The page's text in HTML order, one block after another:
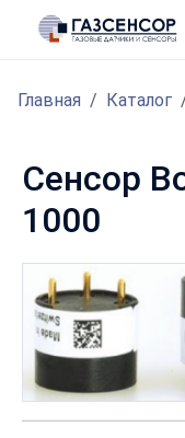
Главная Каталог
Сенсор
1000